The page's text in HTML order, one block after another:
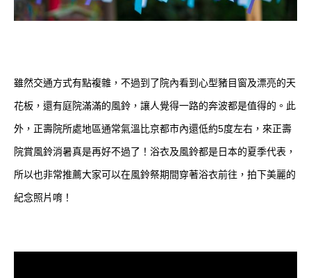
雖然交通方式有點複雜，不過到了院內看到心型豬目窗及漂亮的天
花板，還有庭院滿滿的風鈴，讓人覺得一路的奔波都是值得的。此
外，正壽院所處地區通常氣溫比京都市內還低約5度左右，來正壽
院賞風鈴消暑真是再好不過了！浴衣及風鈴都是日本的夏季代表，
所以也非常推薦大家可以在風鈴祭期間穿著浴衣前往，拍下美麗的
紀念照片唷！